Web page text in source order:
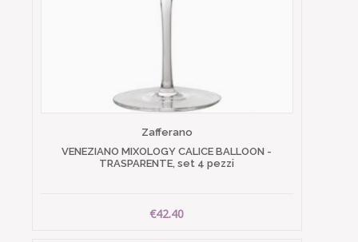
Zafferano
VENEZIANO MIXOLOGY CALICE BALLOON -
TRASPARENTE, set 4 pezzi
€42.40